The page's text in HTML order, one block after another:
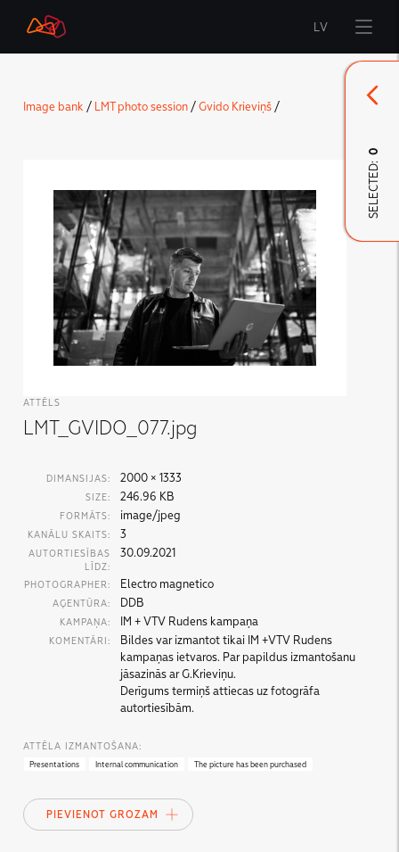
Start
LMT Defence
Downloads and news
Developed materials
LV
Image bank / LMT photo session/Gvido Krieviņš/
ATTĒLS
LMT_GVIDO_077.jpg
DIMANSIJAS: 2000 × 1333
SIZE: 246.96 KB
FORMĀTS: image/jpeg
KANĀLU SKAITS: 3
AUTORTIESĪBAS
LĪDZ:
30.09.2021
PHOTOGRAPHER: Electro magnetico
AĢENTŪRA: DDB
KAMPAŅA: IM + VTV Rudens kampaņa
KOMENTĀRI:
Bildes var izmantot tikai IM +VTV Rudens
kampaņas ietvaros. Par papildus izmantošanu
jāsazinās ar G.Krieviņu.
Derīgums termiņš attiecas uz fotogrāfa
autortiesībām.
ATTĒLA IZMANTOŠANA:
Presentations Internal communication The picture has been purchased
PIEVIENOT GROZAM
SELECTED:
0